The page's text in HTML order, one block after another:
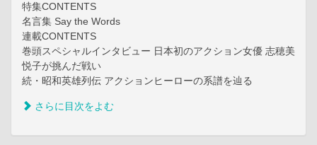
特集CONTENTS
名言集 Say the Words
連載CONTENTS
巻頭スペシャルインタビュー 日本初のアクション女優 志穂美
悦子が挑んだ戦い
続・昭和英雄列伝 アクションヒーローの系譜を辿る
さらに目次をよむ